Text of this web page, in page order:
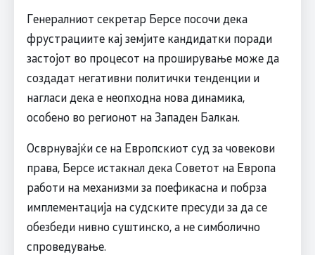
Генералниот секретар Берсе посочи дека
фрустрациите кај земјите кандидатки поради
застојот во процесот на проширување може да
создадат негативни политички тенденции и
нагласи дека е неопходна нова динамика,
особено во регионот на Западен Балкан.
Осврнувајќи се на Европскиот суд за човекови
права, Берсе истакнал дека Советот на Европа
работи на механизми за поефикасна и побрза
имплементација на судските пресуди за да се
обезбеди нивно суштинско, а не симболично
спроведување.